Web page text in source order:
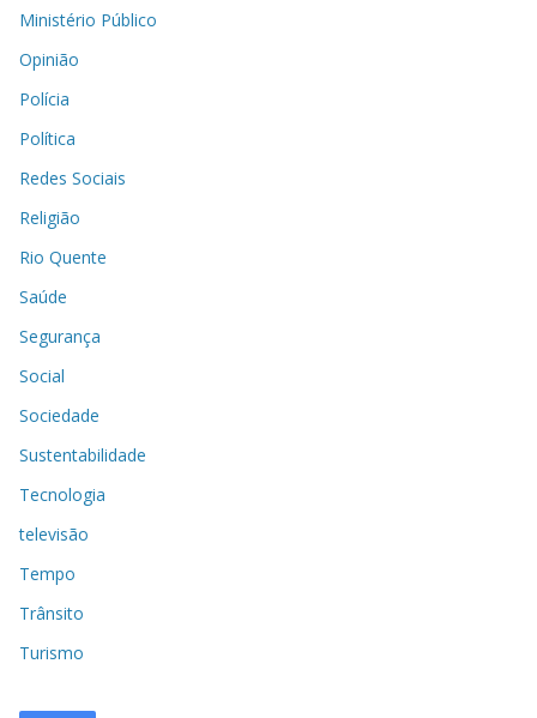
Ministério Público
Opinião
Polícia
Política
Redes Sociais
Religião
Rio Quente
Saúde
Segurança
Social
Sociedade
Sustentabilidade
Tecnologia
televisão
Tempo
Trânsito
Turismo